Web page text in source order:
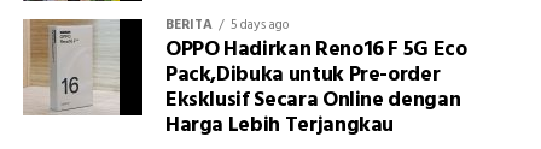
BERITA 5 days ago
OPPO Hadirkan Reno16 F 5G Eco
Pack,Dibuka untuk Pre-order
Eksklusif Secara Online dengan
Harga Lebih Terjangkau